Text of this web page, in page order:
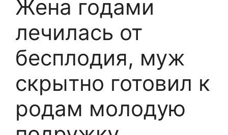
Жена годами
лечилась от
бесплодия, муж
скрытно готовил к
родам молодую